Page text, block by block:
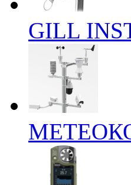
GILL